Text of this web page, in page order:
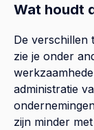
Wat houdt
De verschillen
zie je onder
administratie
zijn minder